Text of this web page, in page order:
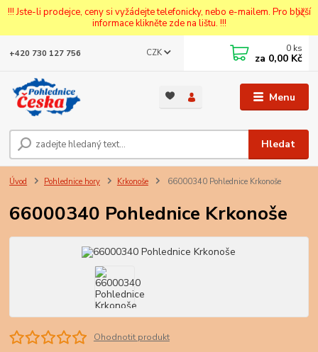
!!! Jste-li prodejce, ceny si vyžádejte telefonicky, nebo e-mailem. Pro bližší
informace klikněte zde na lištu. !!!
Menu
CZK
Hledat
+420 730 127 756 0 ks
za 0,00 Kč
Úvod Pohlednice hory Krkonoše 66000340 Pohlednice Krkonoše
66000340 Pohlednice Krkonoše
Ohodnotit produkt